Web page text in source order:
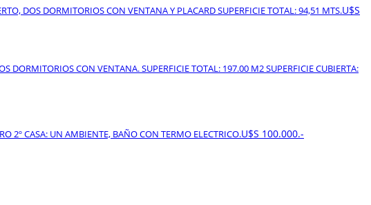
DOS DORMITORIOS CON VENTANA Y PLACARD SUPERFICIE TOTAL: 94,51 MTS.U$S
DORMITORIOS CON VENTANA. SUPERFICIE TOTAL: 197.00 M2 SUPERFICIE CUBIERTA:
2º CASA: UN AMBIENTE, BAÑO CON TERMO ELECTRICO.U$S 100.000.-